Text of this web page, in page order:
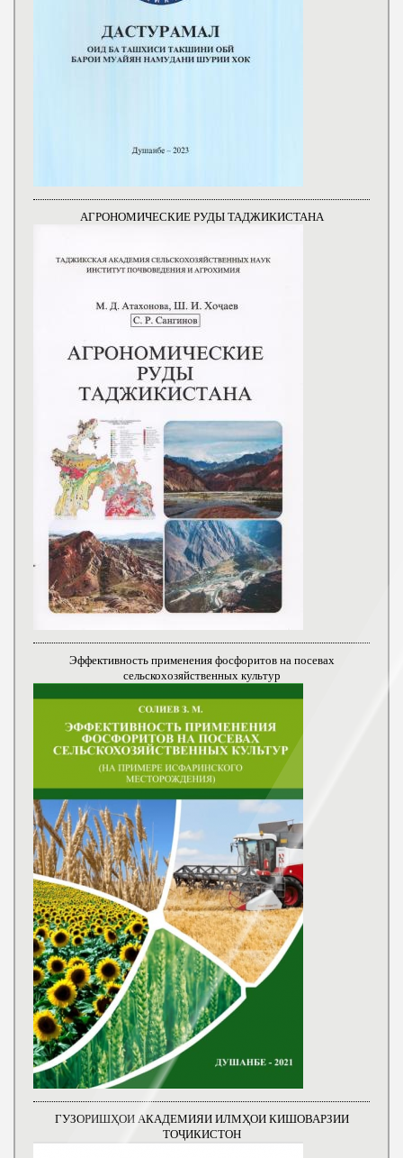
АГРОНОМИЧЕСКИЕ РУДЫ ТАДЖИКИСТАНА
Эффективность применения фосфоритов на посевах
сельскохозяйственных культур
ГУЗОРИШҲОИ АКАДЕМИЯИ ИЛМҲОИ КИШОВАРЗИИ
ТОҶИКИСТОН